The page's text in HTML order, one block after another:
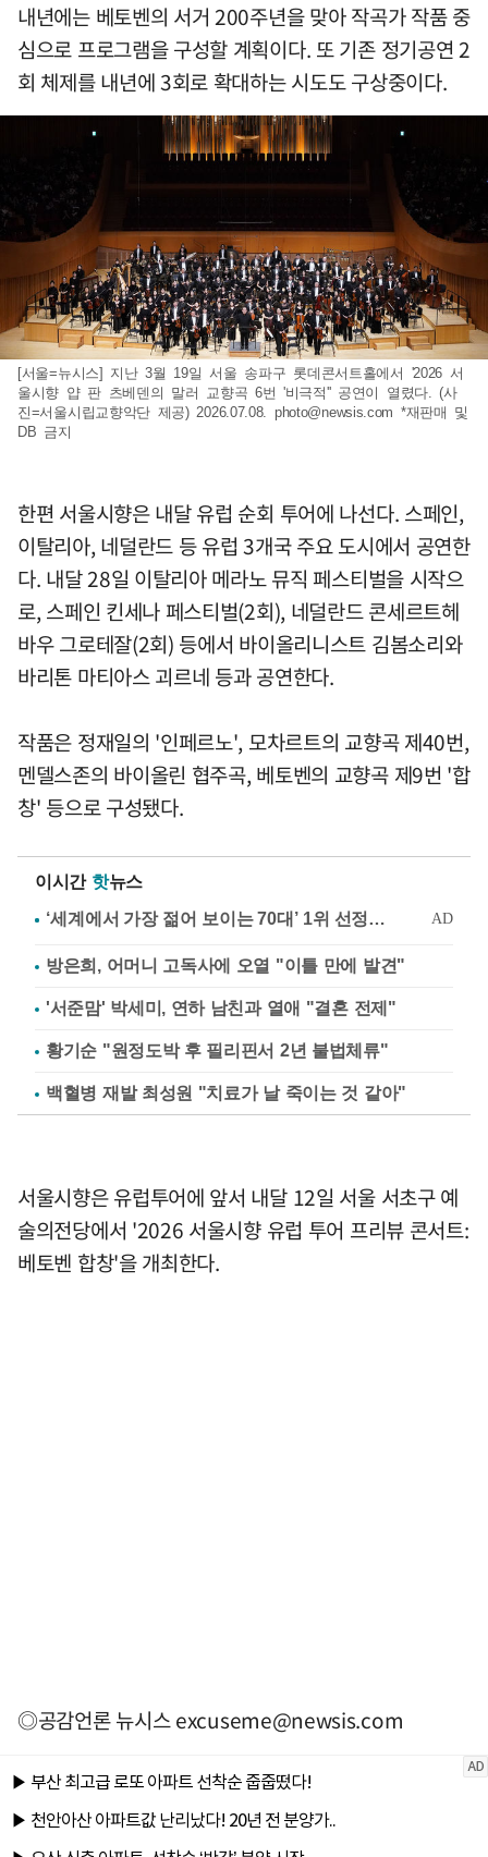
내년에는 베토벤의 서거 200주년을 맞아 작곡가 작품 중
심으로 프로그램을 구성할 계획이다. 또 기존 정기공연 2
회 체제를 내년에 3회로 확대하는 시도도 구상중이다.
[서울=뉴시스] 지난 3월 19일 서울 송파구 롯데콘서트홀에서 '2026 서
울시향 얍 판 츠베덴의 말러 교향곡 6번 '비극적'' 공연이 열렸다. (사
진=서울시립교향악단 제공) 2026.07.08. photo@newsis.com *재판매 및
DB 금지
한편 서울시향은 내달 유럽 순회 투어에 나선다. 스페인,
이탈리아, 네덜란드 등 유럽 3개국 주요 도시에서 공연한
다. 내달 28일 이탈리아 메라노 뮤직 페스티벌을 시작으
로, 스페인 킨세나 페스티벌(2회), 네덜란드 콘세르트헤
바우 그로테잘(2회) 등에서 바이올리니스트 김봄소리와
바리톤 마티아스 괴르네 등과 공연한다.
작품은 정재일의 '인페르노', 모차르트의 교향곡 제40번,
멘델스존의 바이올린 협주곡, 베토벤의 교향곡 제9번 '합
창' 등으로 구성됐다.
이시간 핫뉴스
방은희, 어머니 고독사에 오열 "이틀 만에 발견"
'서준맘' 박세미, 연하 남친과 열애 "결혼 전제"
황기순 "원정도박 후 필리핀서 2년 불법체류"
백혈병 재발 최성원 "치료가 날 죽이는 것 같아"
서울시향은 유럽투어에 앞서 내달 12일 서울 서초구 예
술의전당에서 '2026 서울시향 유럽 투어 프리뷰 콘서트:
베토벤 합창'을 개최한다.
◎공감언론 뉴시스excuseme@newsis.com